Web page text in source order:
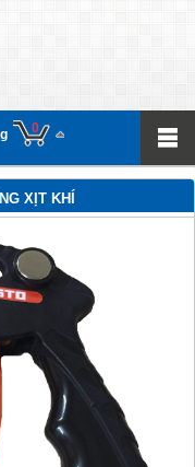
0
XỊT KHÍ